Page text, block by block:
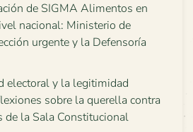
de SIGMA Alimentos en
nacional: Ministerio de
urgente y la Defensoría
electoral y la legitimidad
sobre la querella contra
de la Sala Constitucional